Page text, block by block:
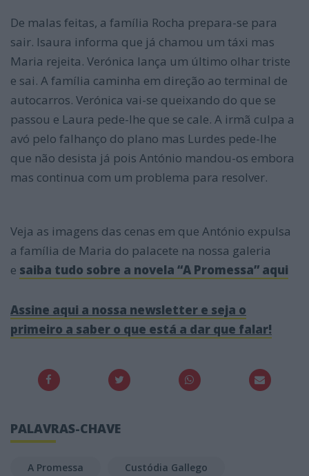
De malas feitas, a família Rocha prepara-se para
sair. Isaura informa que já chamou um táxi mas
Maria rejeita. Verónica lança um último olhar triste
e sai. A família caminha em direção ao terminal de
autocarros. Verónica vai-se queixando do que se
passou e Laura pede-lhe que se cale. A irmã culpa a
avó pelo falhanço do plano mas Lurdes pede-lhe
que não desista já pois António mandou-os embora
mas continua com um problema para resolver.
Veja as imagens das cenas em que António expulsa
a família de Maria do palacete na nossa galeria
e saiba tudo sobre a novela “A Promessa” aqui
Assine aqui a nossa newsletter e seja o
primeiro a saber o que está a dar que falar!
PALAVRAS-CHAVE
A Promessa Custódia Gallego